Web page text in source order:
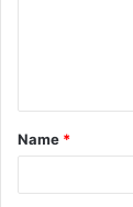
t
*
Name *